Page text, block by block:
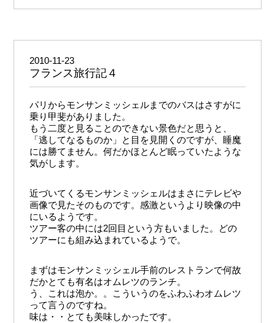
2010-11-23
フランス旅行記４
パリからモンサンミッシェルまでのバスはさすがに
乗り甲斐がありました。
もう二度と見ることのできない景色だと思うと、
「逃してなるものか」と目を見開くのですが、睡魔
には勝てません。何だかほとんど眠っていたような
気がします。
近づいてくるモンサンミッシェルはまさにテレビや
画像で見たそのものです。感激というより映像の中
にいるようです。
ツアー客の中には2回目という方もいました。どの
ツアーにも組み込まれているようで。
まずはモンサンミッシェル手前のレストランで何故
だかとても有名はオムレツのランチ。
う、これは泡か。。こういうのをふわふわオムレツ
って言うのですね。
味は・・とても美味しかったです。